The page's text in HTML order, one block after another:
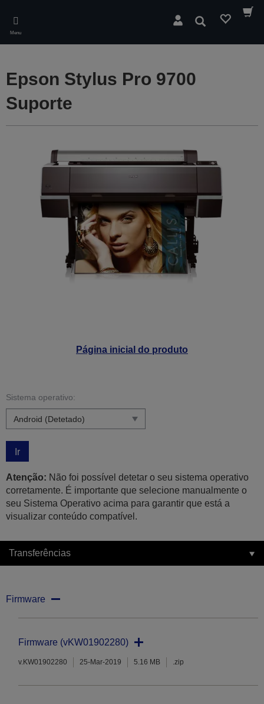
main
content
Menu
Pesquisar
Página inicial do produto
Epson Stylus Pro 9700
Suporte
Sistema operativo:
Ir
Atenção: Não foi possível detetar o seu sistema operativo
corretamente. É importante que selecione manualmente o
seu Sistema Operativo acima para garantir que está a
visualizar conteúdo compatível.
Transferências
Firmware
Firmware (vKW01902280)
v.KW01902280 25-Mar-2019 5.16 MB .zip